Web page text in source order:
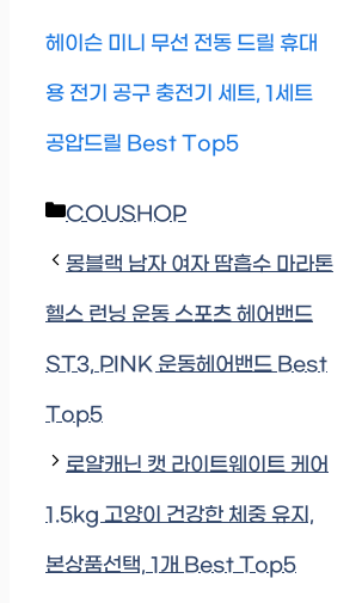
헤이슨 미니 무선 전동 드릴 휴대
용 전기 공구 충전기 세트, 1세트
공압드릴 Best Top5
Categories
COUSHOP
몽블랙 남자 여자 땀흡수 마라톤
헬스 런닝 운동 스포츠 헤어밴드
ST3, PINK 운동헤어밴드 Best
Top5
로얄캐닌 캣 라이트웨이트 케어
1.5kg 고양이 건강한 체중 유지,
본상품선택, 1개 Best Top5